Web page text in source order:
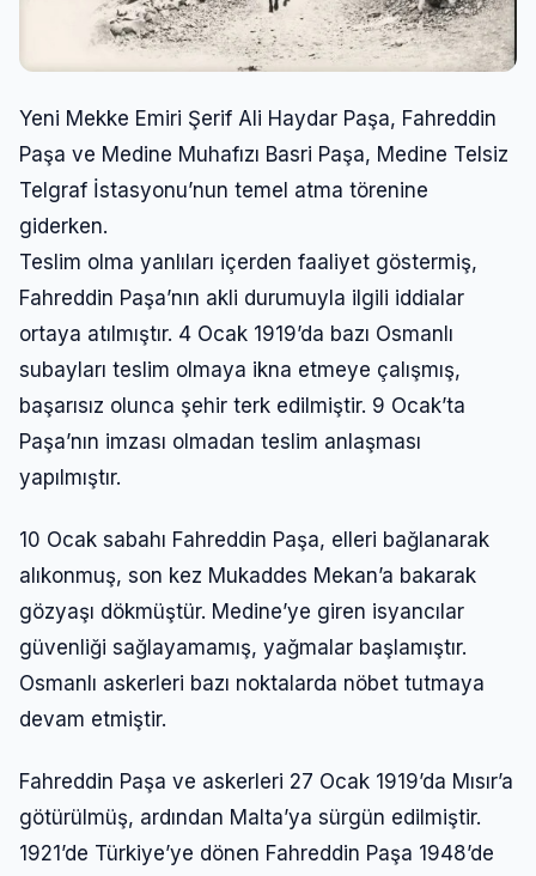
Yeni Mekke Emiri Şerif Ali Haydar Paşa, Fahreddin
Paşa ve Medine Muhafızı Basri Paşa, Medine Telsiz
Telgraf İstasyonu’nun temel atma törenine
giderken.
Teslim olma yanlıları içerden faaliyet göstermiş,
Fahreddin Paşa’nın akli durumuyla ilgili iddialar
ortaya atılmıştır. 4 Ocak 1919’da bazı Osmanlı
subayları teslim olmaya ikna etmeye çalışmış,
başarısız olunca şehir terk edilmiştir. 9 Ocak’ta
Paşa’nın imzası olmadan teslim anlaşması
yapılmıştır.
10 Ocak sabahı Fahreddin Paşa, elleri bağlanarak
alıkonmuş, son kez Mukaddes Mekan’a bakarak
gözyaşı dökmüştür. Medine’ye giren isyancılar
güvenliği sağlayamamış, yağmalar başlamıştır.
Osmanlı askerleri bazı noktalarda nöbet tutmaya
devam etmiştir.
Fahreddin Paşa ve askerleri 27 Ocak 1919’da Mısır’a
götürülmüş, ardından Malta’ya sürgün edilmiştir.
1921’de Türkiye’ye dönen Fahreddin Paşa 1948’de